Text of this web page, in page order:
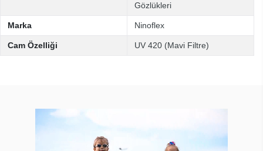
Gözlükleri
Marka Ninoflex
Cam Özelliği UV 420 (Mavi Filtre)